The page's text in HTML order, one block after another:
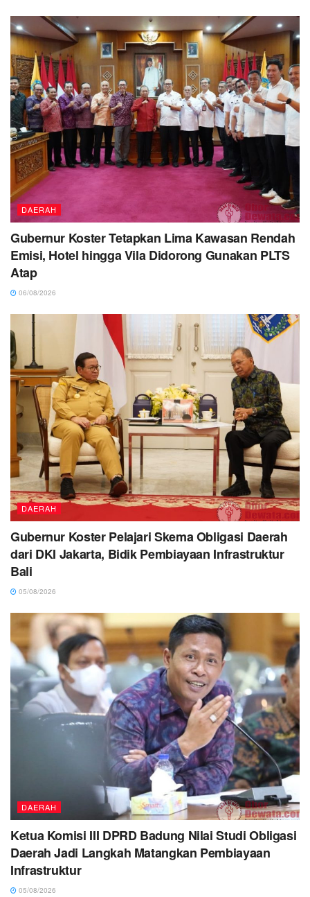
DAERAH
Gubernur Koster Tetapkan Lima Kawasan Rendah
Emisi, Hotel hingga Vila Didorong Gunakan PLTS
Atap
06/08/2026
DAERAH
Gubernur Koster Pelajari Skema Obligasi Daerah
dari DKI Jakarta, Bidik Pembiayaan Infrastruktur
Bali
05/08/2026
DAERAH
Ketua Komisi III DPRD Badung Nilai Studi Obligasi
Daerah Jadi Langkah Matangkan Pembiayaan
Infrastruktur
05/08/2026